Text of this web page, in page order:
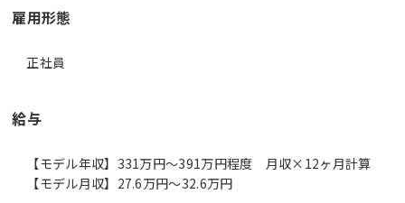
雇用形態
正社員
給与
【モデル年収】331万円〜391万円程度 月収×12ヶ月計算
【モデル月収】27.6万円〜32.6万円